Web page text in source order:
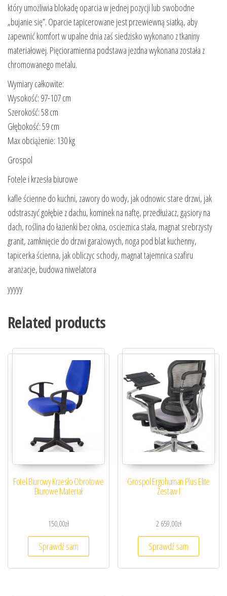
który umożliwia blokadę oparcia w jednej pozycji lub swobodne
„bujanie się”. Oparcie tapicerowane jest przewiewną siatką, aby
zapewnić komfort w upalne dnia zaś siedzisko wykonano z tkaniny
materiałowej. Pięcioramienna podstawa jezdna wykonana została z
chromowanego metalu.
Wymiary całkowite:
Wysokość: 97-107 cm
Szerokość: 58 cm
Głębokość: 59 cm
Max obciążenie: 130 kg
Grospol
Fotele i krzesła biurowe
kafle ścienne do kuchni, zawory do wody, jak odnowic stare drzwi, jak
odstraszyć gołębie z dachu, kominek na naftę, przedłużacz, gąsiory na
dach, roślina do łazienki bez okna, oscieznica stała, magnat srebrzysty
granit, zamknięcie do drzwi garażowych, noga pod blat kuchenny,
tapicerka ścienna, jak obliczyc schody, magnat tajemnica szafiru
aranżacje, budowa niwelatora
yyyyy
Related products
Fotel Biurowy Krzesło Obrotowe
Biurowe Materiał
150,00zł
Sprawdź sam
Grospol Ergohuman Plus Elite
Zestaw I
2 659,00zł
Sprawdź sam